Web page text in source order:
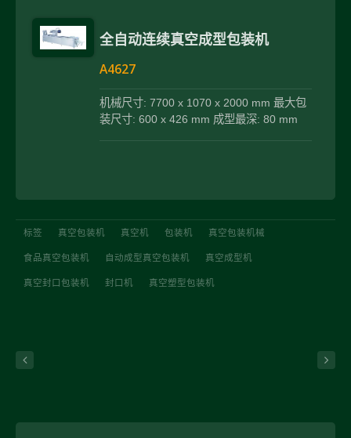
全自动连续真空成型包装机
A4627
机械尺寸: 7700 x 1070 x 2000 mm 最大包
装尺寸: 600 x 426 mm 成型最深: 80 mm
标签 真空包装机 真空机 包装机 真空包装机械
食品真空包装机 自动成型真空包装机 真空成型机
真空封口包装机 封口机 真空塑型包装机